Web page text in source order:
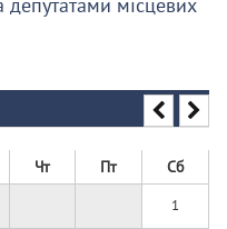
Чт Пт Сб
1